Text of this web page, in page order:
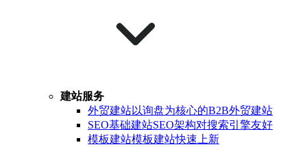
建站服务
外贸建站以询盘为核心的B2B外贸建站
SEO基础建站SEO架构对搜索引擎友好
模板建站模板建站快速上新